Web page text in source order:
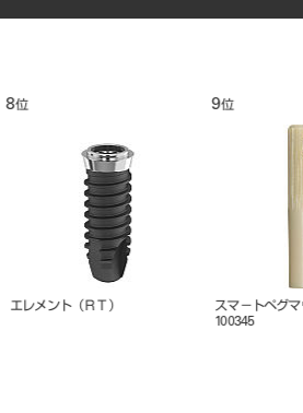
スマ－トペグマウント （5入）＃